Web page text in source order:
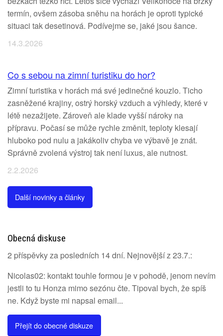
termín, ovšem zásoba sněhu na horách je oproti typické
situaci tak desetinová. Podívejme se, jaké jsou šance.
14.3.2026
Co s sebou na zimní turistiku do hor?
Zimní turistika v horách má své jedinečné kouzlo. Ticho
zasněžené krajiny, ostrý horský vzduch a výhledy, které v
létě nezažijete. Zároveň ale klade vyšší nároky na
přípravu. Počasí se může rychle změnit, teploty klesají
hluboko pod nulu a jakákoliv chyba ve výbavě je znát.
Správně zvolená výstroj tak není luxus, ale nutnost.
2.2.2026
Další novinky a články
Obecná diskuse
2 příspěvky za posledních 14 dní. Nejnovější z 23.7.:
Nicolas02: kontakt touhle formou je v pohodě, jenom nevím
jestli to tu Honza mimo sezónu čte. Tipoval bych, že spíš
ne. Když byste mi napsal email...
Přejít do obecné diskuze